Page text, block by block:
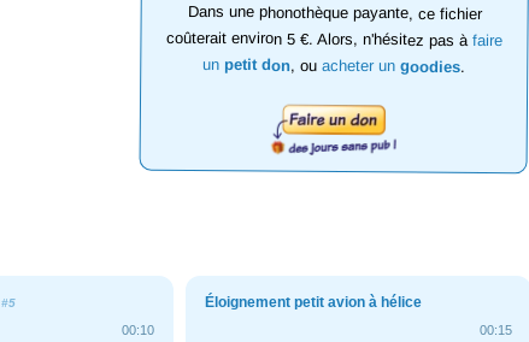
Dans une phonothèque payante, ce fichier
coûterait environ 5 €. Alors, n'hésitez pas àfaire
un petit don, ouacheter ungoodies.
#5
00:10
Éloignement petit avion à hélice
00:15